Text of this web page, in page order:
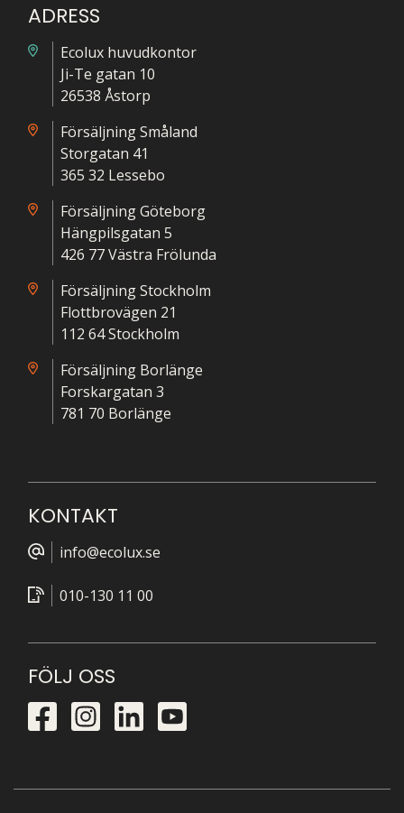
ADRESS
Ecolux huvudkontor
Ji-Te gatan 10
26538 Åstorp
Försäljning Småland
Storgatan 41
365 32 Lessebo
Försäljning Göteborg
Hängpilsgatan 5
426 77 Västra Frölunda
Försäljning Stockholm
Flottbrovägen 21
112 64 Stockholm
Försäljning Borlänge
Forskargatan 3
781 70 Borlänge
KONTAKT
info@ecolux.se
010-130 11 00
FÖLJ OSS